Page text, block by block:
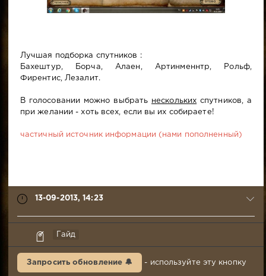
Лучшая подборка спутников :
Бахештур, Борча, Алаен, Артинменнтр, Рольф,
Фирентис, Лезалит.
В голосовании можно выбрать нескольких спутников, а
при желании - хоть всех, если вы их собираете!
частичный источник информации (нами пополненный)
13-09-2013, 14:23
Yarl
Olaf
Гайд
Запросить обновление 🔔 - используйте эту кнопку